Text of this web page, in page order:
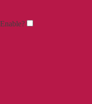
Enable?